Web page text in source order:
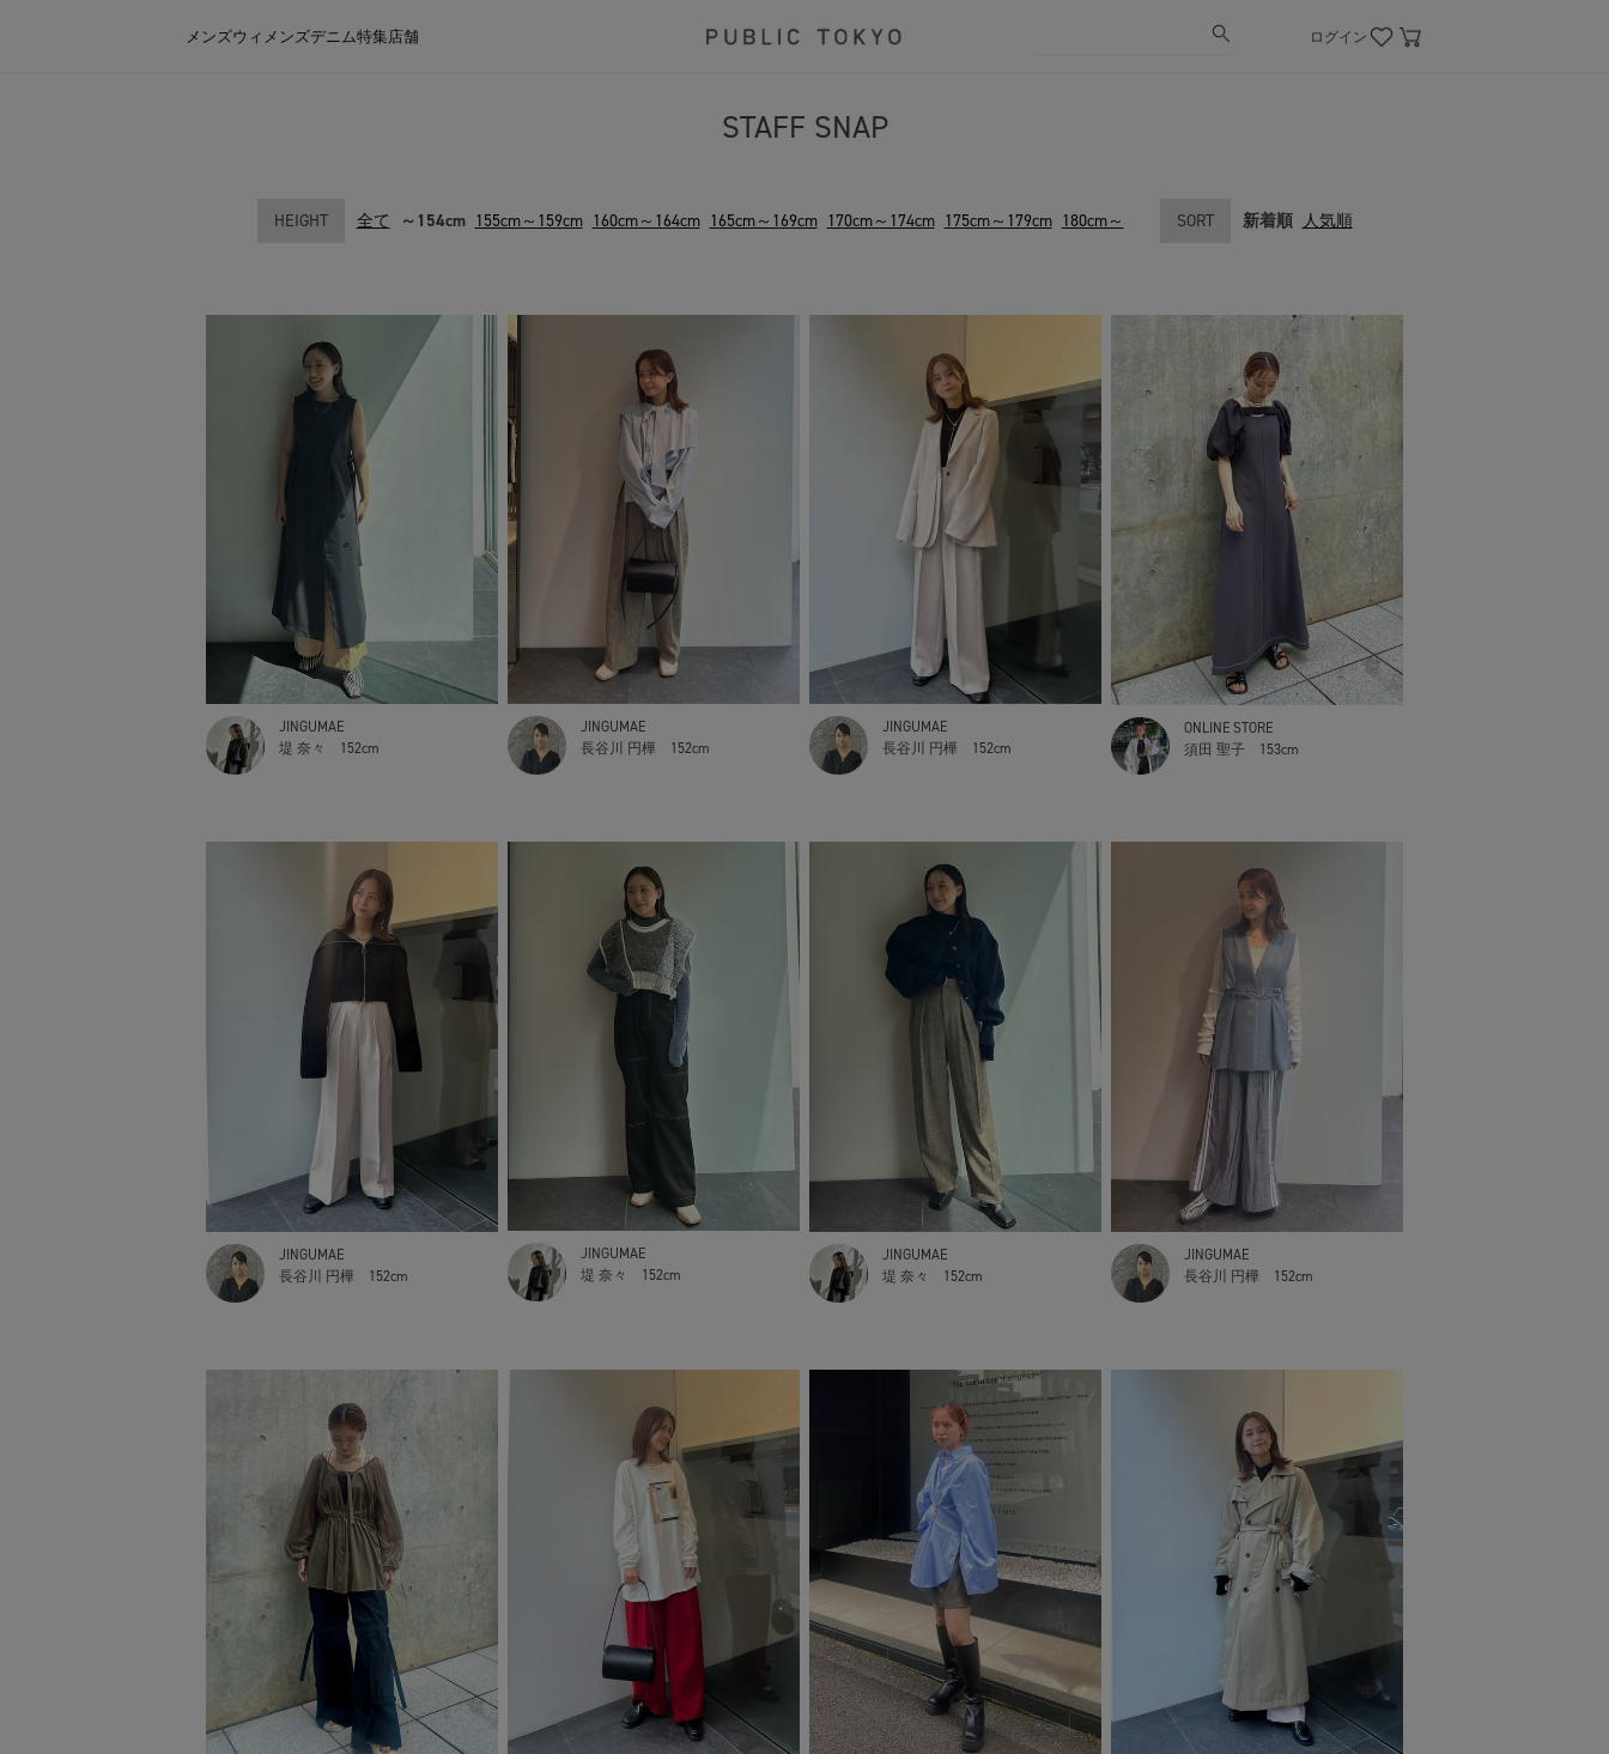
メンズウィメンズデニム特集店舗 ログイン
STAFF SNAP
HEIGHT 全て ～154cm 155cm～159cm 160cm～164cm 165cm～169cm 170cm～174cm 175cm～179cm 180cm～ SORT 新着順 人気順
JINGUMAE
堤 奈々
152cm
JINGUMAE
長谷川 円樺
152cm
JINGUMAE
長谷川 円樺
152cm
ONLINE STORE
須田 聖子
153cm
JINGUMAE
長谷川 円樺
152cm
JINGUMAE
堤 奈々
152cm
JINGUMAE
堤 奈々
152cm
JINGUMAE
長谷川 円樺
152cm